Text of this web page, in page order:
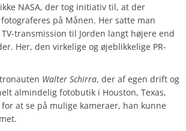
NASA, der tog initiativ til, at der
på Månen. Her satte man
transmission til Jorden langt højere end
Her, den virkelige og øjeblikkelige PR-
Walter Schirra, der af egen drift og
almindelig fotobutik i Houston, Texas,
for at se på mulige kameraer, han kunne